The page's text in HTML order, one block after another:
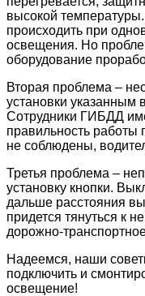
высокой
происходить при
освещения. Но
оборудование
Вторая проблема –
установки указанным
Сотрудники ГИБДД
правильность работы
не соблюдены,
Третья проблема –
установку кнопки.
дальше расстояния
придется тянуться к
дорожно-
Надеемся, наши
подключить и
освещение!